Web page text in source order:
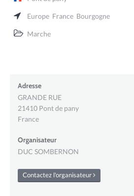
Europe France Bourgogne
Marche
Adresse
GRANDE RUE
21410 Pont de pany
France
Organisateur
DUC SOMBERNON
Contactez l'organisateur